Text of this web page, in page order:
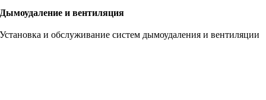
Дымоудаление и вентиляция
Установка и обслуживание систем дымоудаления и вентиляции